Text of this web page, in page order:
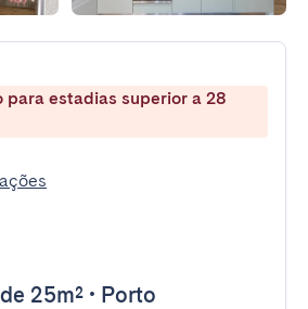
para estadias superior a 28
de 25m² • Porto